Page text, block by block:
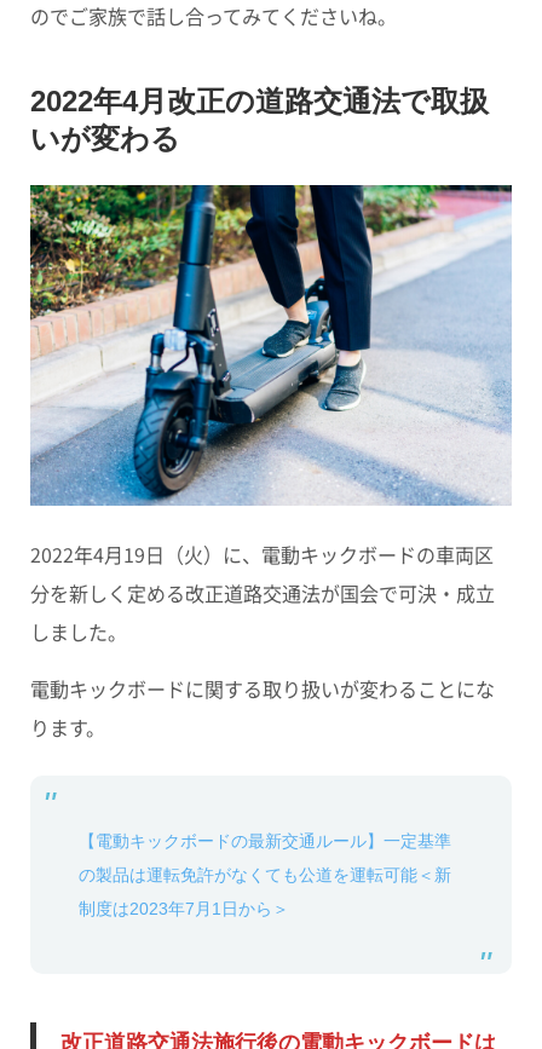
のでご家族で話し合ってみてくださいね。
2022年4月改正の道路交通法で取扱
いが変わる
2022年4月19日（火）に、電動キックボードの車両区
分を新しく定める改正道路交通法が国会で可決・成立
しました。
電動キックボードに関する取り扱いが変わることにな
ります。
【電動キックボードの最新交通ルール】一定基準
の製品は運転免許がなくても公道を運転可能＜新
制度は2023年7月1日から＞
改正道路交通法施行後の電動キックボードは